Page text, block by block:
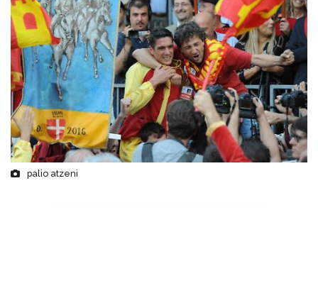
palio atzeni